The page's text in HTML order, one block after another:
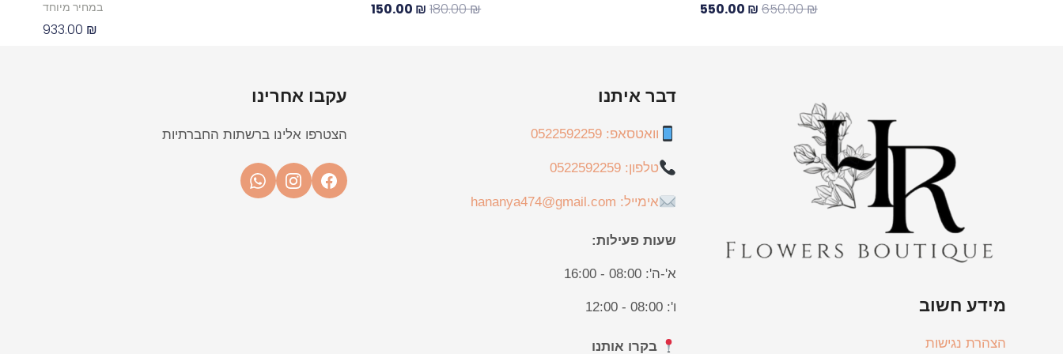
650.00₪
550.00 ₪
180.00₪
150.00 ₪ במחיר מיוחד
933.00 ₪
מידע חשוב
הצהרת נגישות
דבר איתנו
וואטסאפ: 0522592259
טלפון: 0522592259
אימייל: hananya474@gmail.com
שעות פעילות:
א'-ה': 08:00 - 16:00
ו': 08:00 - 12:00
בקרו אותנו
עקבו אחרינו
הצטרפו אלינו ברשתות החברתיות